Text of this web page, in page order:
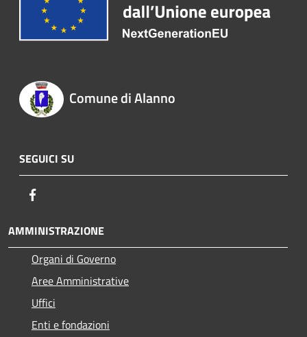
Comune di Alanno
SEGUICI SU
AMMINISTRAZIONE
Organi di Governo
Aree Amministrative
Uffici
Enti e fondazioni